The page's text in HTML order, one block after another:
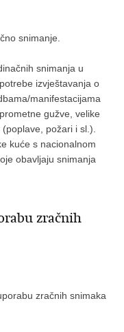
snimanje.
snimanja u
izvještavanja o
manifestacijama
gužve, velike
požari i sl.).
kuće s nacionalnom
obavljaju snimanja
zračnih
zračnih snimaka